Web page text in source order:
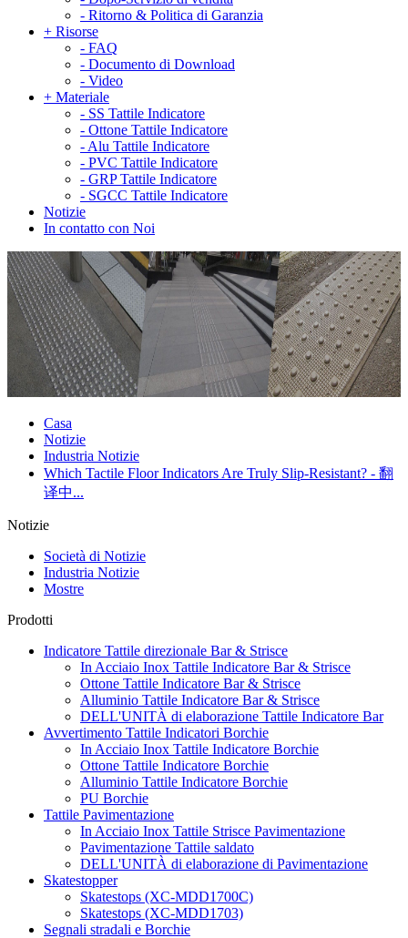
- Ritorno & Politica di Garanzia
+ Risorse
- FAQ
- Documento di Download
- Video
+ Materiale
- SS Tattile Indicatore
- Ottone Tattile Indicatore
- Alu Tattile Indicatore
- PVC Tattile Indicatore
- GRP Tattile Indicatore
- SGCC Tattile Indicatore
Notizie
In contatto con Noi
Casa
Notizie
Industria Notizie
Which Tactile Floor Indicators Are Truly Slip-Resistant? - 翻
译中...
Notizie
Società di Notizie
Industria Notizie
Mostre
Prodotti
Indicatore Tattile direzionale Bar & Strisce
In Acciaio Inox Tattile Indicatore Bar & Strisce
Ottone Tattile Indicatore Bar & Strisce
Alluminio Tattile Indicatore Bar & Strisce
DELL'UNITÀ di elaborazione Tattile Indicatore Bar
Avvertimento Tattile Indicatori Borchie
In Acciaio Inox Tattile Indicatore Borchie
Ottone Tattile Indicatore Borchie
Alluminio Tattile Indicatore Borchie
PU Borchie
Tattile Pavimentazione
In Acciaio Inox Tattile Strisce Pavimentazione
Pavimentazione Tattile saldato
DELL'UNITÀ di elaborazione di Pavimentazione
Skatestopper
Skatestops (XC-MDD1700C)
Skatestops (XC-MDD1703)
Segnali stradali e Borchie